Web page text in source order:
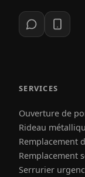
SERVICES
Ouverture de
Rideau
Remplacement
Remplacement
Serrurier